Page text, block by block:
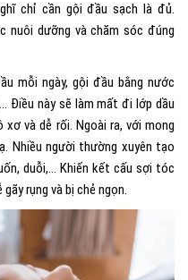
chỉ cần gội đầu sạch là đủ.
nuôi dưỡng và chăm sóc đúng
mỗi ngày, gội đầu bằng nước
Điều này sẽ làm mất đi lớp dầu
và dễ rối. Ngoài ra, với mong
Nhiều người thường xuyên tạo
duỗi,… Khiến kết cấu sợi tóc
rụng và bị chẻ ngọn.